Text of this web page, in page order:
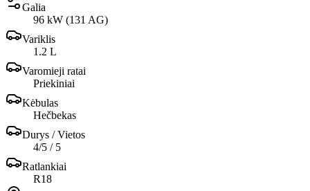
Galia
96 kW (131 AG)
Variklis
1.2 L
Varomieji ratai
Priekiniai
Kėbulas
Hečbekas
Durys / Vietos
4/5 / 5
Ratlankiai
R18